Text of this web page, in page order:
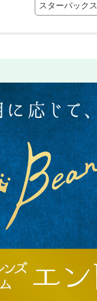
スターバックス